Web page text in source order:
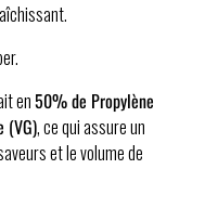
en50% de Propylène
(VG), ce qui assure un
et le volume de